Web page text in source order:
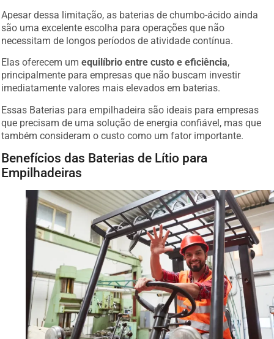
Apesar dessa limitação, as baterias de chumbo-ácido ainda
são uma excelente escolha para operações que não
necessitam de longos períodos de atividade contínua.
Elas oferecem umequilíbrio entre custo e eficiência,
principalmente para empresas que não buscam investir
imediatamente valores mais elevados em baterias.
Essas Baterias para empilhadeira são ideais para empresas
que precisam de uma solução de energia confiável, mas que
também consideram o custo como um fator importante.
Benefícios das Baterias de Lítio para
Empilhadeiras